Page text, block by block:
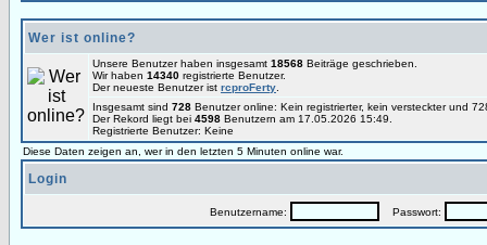
Wer ist online?
Unsere Benutzer haben insgesamt 18568 Beiträge geschrieben.
Wir haben 14340 registrierte Benutzer.
Der neueste Benutzer ist rcproFerty
Insgesamt sind 728 Benutzer online: Kein registrierter, kein versteckter und
Der Rekord liegt bei 4598 Benutzern am 17.05.2026 15:49.
Registrierte Benutzer: Keine
Diese Daten zeigen an, wer in den letzten 5 Minuten online war.
Login
Benutzername: Passwort: